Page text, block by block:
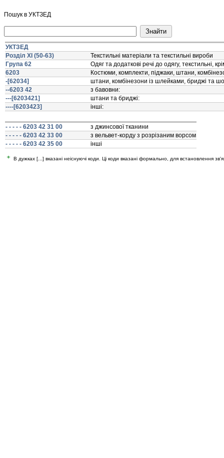
Пошук в УКТЗЕД
УКТЗЕД
Розділ XI (50-63)
Текстильнi матерiали та текстильнi вироби
Група 62
Одяг та додатковi речi до одягу, текстильнi,
6203
Костюми, комплекти, пiджаки, штани,
-[62034]
штани, комбiнезони iз шлейками, бриджi та
--6203 42
з бавовни:
---[6203421]
штани та бриджi:
----[6203423]
iншi:
- - - - - 6203 42 31 00
з джинсової тканини
- - - - - 6203 42 33 00
з вельвет-корду з розрiзаним ворсом
- - - - - 6203 42 35 00
iншi
В дужках [...] вказані неіснуючі коди. Ці коди вказані формально, для встановлення